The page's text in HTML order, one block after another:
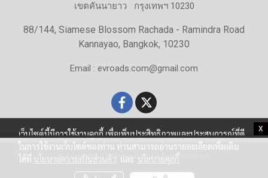
X
เขตคันนายาว กรุงเทพฯ 10230
88/144, Siamese Blossom Rachada - Ramindra Road
Kannayao, Bangkok, 10230
Email : evroads.com@gmail.com
© Copyright EV-Roads.com All Right Reserved
เว็บไซต์นี้มีการใช้งานคุกกี้ เพื่อเพิ่มประสิทธิภาพและประสบการณ์ที่ดี
ในการใช้งานเว็บไซต์ของท่าน ท่านสามารถอ่านรายละเอียดเพิ่มเติม
ได้ที่ นโยบายความเป็นส่วนตัว และ นโยบายคุกกี้